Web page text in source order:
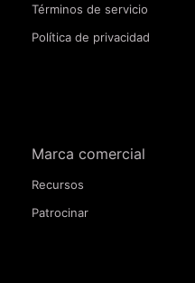
Términos de servicio
Política de privacidad
Marca comercial
Recursos
Patrocinar